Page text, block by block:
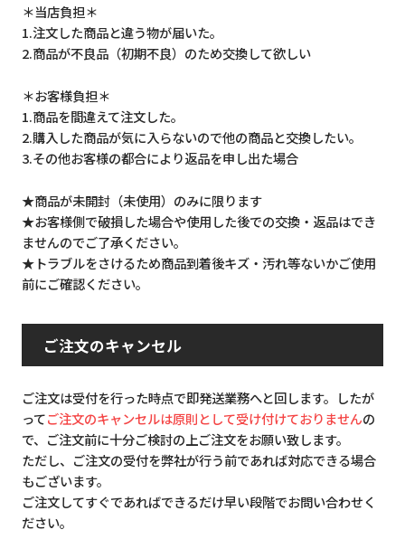
＊当店負担＊
1.注文した商品と違う物が届いた。
2.商品が不良品（初期不良）のため交換して欲しい
＊お客様負担＊
1.商品を間違えて注文した。
2.購入した商品が気に入らないので他の商品と交換したい。
3.その他お客様の都合により返品を申し出た場合
★商品が未開封（未使用）のみに限ります
★お客様側で破損した場合や使用した後での交換・返品はでき
ませんのでご了承ください。
★トラブルをさけるため商品到着後キズ・汚れ等ないかご使用
前にご確認ください。
ご注文のキャンセル
ご注文は受付を行った時点で即発送業務へと回します。したが
ってご注文のキャンセルは原則として受け付けておりませんの
で、ご注文前に十分ご検討の上ご注文をお願い致します。
ただし、ご注文の受付を弊社が行う前であれば対応できる場合
もございます。
ご注文してすぐであればできるだけ早い段階でお問い合わせく
ださい。